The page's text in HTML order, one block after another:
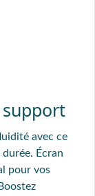
avec ce
Écran
pour vos